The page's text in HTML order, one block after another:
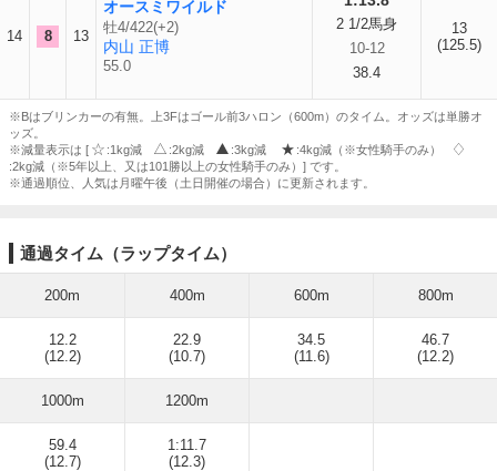
14 8 13
オースミワイルド
牡4/422(+2)
内山 正博
55.0
2 1/2馬身
10-12
38.4
13
(125.5)
※Bはブリンカーの有無。上3Fはゴール前3ハロン（600m）のタイム。オッズは単勝オ
ッズ。
※減量表示は [
:1kg減 :2kg減 :3kg減
:4kg減（※女性騎手のみ）
:2kg減（※5年以上、又は101勝以上の女性騎手のみ）] です。
※通過順位、人気は月曜午後（土日開催の場合）に更新されます。
通過タイム（ラップタイム）
200m 400m 600m 800m
12.2
(12.2)
22.9
(10.7)
34.5
(11.6)
46.7
(12.2)
1000m 1200m
59.4
(12.7)
1:11.7
(12.3)